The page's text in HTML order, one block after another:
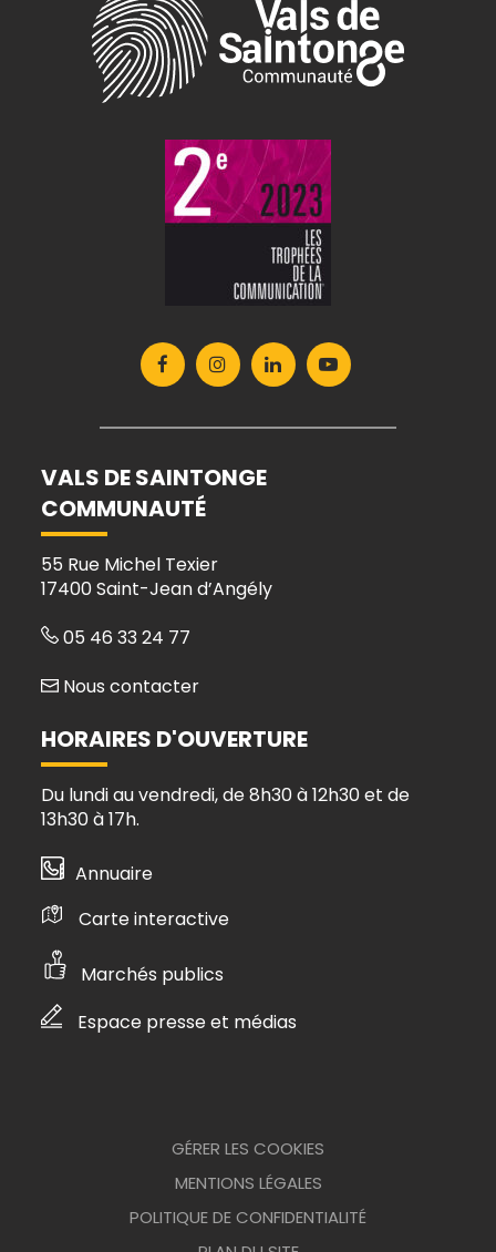
Lien
vers
Facebook
Lien
vers
Instagram
Lien
vers
Lien
vers
VALS DE SAINTONGE
COMMUNAUTÉ
55 Rue Michel Texier
17400 Saint-Jean d’Angély
05 46 33 24 77
Nous contacter
HORAIRES D'OUVERTURE
Du lundi au vendredi, de 8h30 à 12h30 et de
13h30 à 17h.
Annuaire
Carte interactive
Marchés publics
Espace presse et médias
GÉRER LES COOKIES
MENTIONS LÉGALES
POLITIQUE DE CONFIDENTIALITÉ